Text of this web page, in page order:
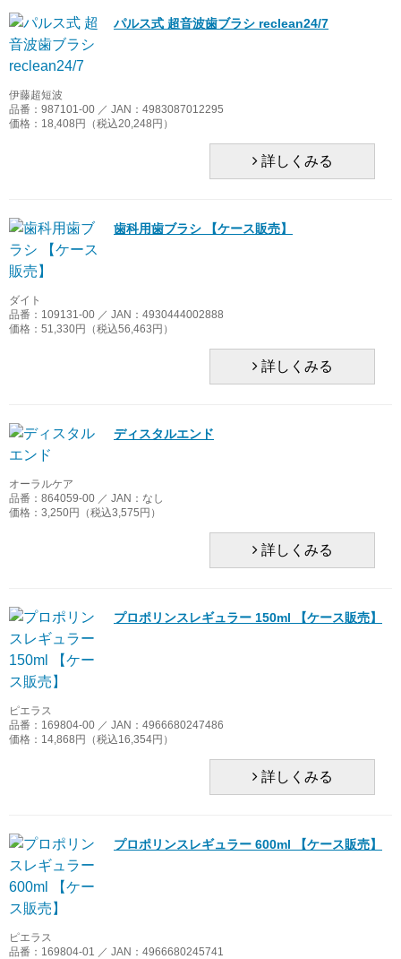
パルス式 超音波歯ブラシ reclean24/7
伊藤超短波
品番：987101-00 ／ JAN：4983087012295
価格：18,408円（税込20,248円）
詳しくみる
歯科用歯ブラシ 【ケース販売】
ダイト
品番：109131-00 ／ JAN：4930444002888
価格：51,330円（税込56,463円）
詳しくみる
ディスタルエンド
オーラルケア
品番：864059-00 ／ JAN：なし
価格：3,250円（税込3,575円）
詳しくみる
プロポリンスレギュラー 150ml 【ケース販売】
ピエラス
品番：169804-00 ／ JAN：4966680247486
価格：14,868円（税込16,354円）
詳しくみる
プロポリンスレギュラー 600ml 【ケース販売】
ピエラス
品番：169804-01 ／ JAN：4966680245741